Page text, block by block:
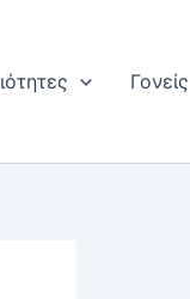
Γονείς